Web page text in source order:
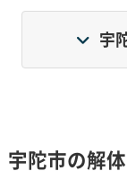
市の中心地で
大宇陀地域に
宇
宇陀市の解